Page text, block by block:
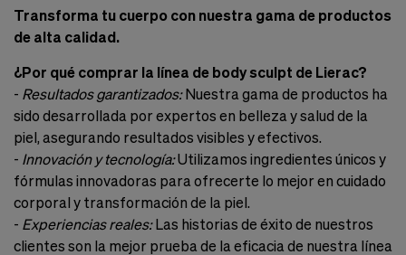
Transforma tu cuerpo con nuestra gama de productos
de alta calidad.
¿Por qué comprar la línea de body sculpt de Lierac?
- Resultados garantizados:Nuestra gama de productos ha
sido desarrollada por expertos en belleza y salud de la
piel, asegurando resultados visibles y efectivos.
- Innovación y tecnología:Utilizamos ingredientes únicos y
fórmulas innovadoras para ofrecerte lo mejor en cuidado
corporal y transformación de la piel.
- Experiencias reales:Las historias de éxito de nuestros
clientes son la mejor prueba de la eficacia de nuestra línea